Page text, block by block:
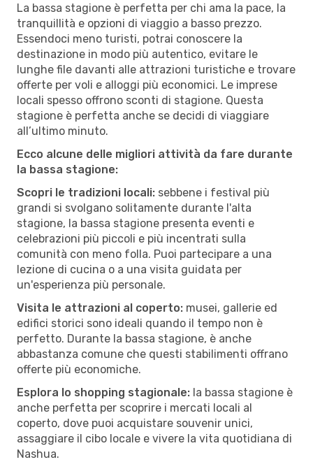
La bassa stagione è perfetta per chi ama la pace, la
tranquillità e opzioni di viaggio a basso prezzo.
Essendoci meno turisti, potrai conoscere la
destinazione in modo più autentico, evitare le
lunghe file davanti alle attrazioni turistiche e trovare
offerte per voli e alloggi più economici. Le imprese
locali spesso offrono sconti di stagione. Questa
stagione è perfetta anche se decidi di viaggiare
all’ultimo minuto.
Ecco alcune delle migliori attività da fare durante
la bassa stagione:
Scopri le tradizioni locali: sebbene i festival più
grandi si svolgano solitamente durante l'alta
stagione, la bassa stagione presenta eventi e
celebrazioni più piccoli e più incentrati sulla
comunità con meno folla. Puoi partecipare a una
lezione di cucina o a una visita guidata per
un'esperienza più personale.
Visita le attrazioni al coperto: musei, gallerie ed
edifici storici sono ideali quando il tempo non è
perfetto. Durante la bassa stagione, è anche
abbastanza comune che questi stabilimenti offrano
offerte più economiche.
Esplora lo shopping stagionale: la bassa stagione è
anche perfetta per scoprire i mercati locali al
coperto, dove puoi acquistare souvenir unici,
assaggiare il cibo locale e vivere la vita quotidiana di
Nashua.